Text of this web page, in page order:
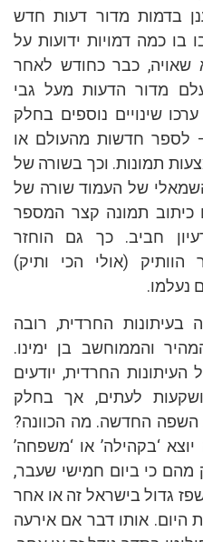
בדמות מדור דעות חדש
כמה דמויות ידועות על
שאויה, כבר כחודש לאחר
מדור הדעות מעל גבי
שינויים נוספים בחלק
לספר חדשות מהעולם או
תמונות. וכך בשורה של
של העמוד שורה של
כיתוב תמונה קצר המספר
חביב. כך גם הוחזר
הוותיק (אולי הכי ותיק)
נעלמו.
החרדית, רובה
והממוחשב בן ימינו.
החרדית, יודעים
לעתים, אך בחלק
החדשה. מה הכוונה?
‘בקהילה’ או ‘משפחה’
מהם כי ביום חמישי שעבר,
גדול בישראל זה או אחר
היום. אותו דבר אם אירעה